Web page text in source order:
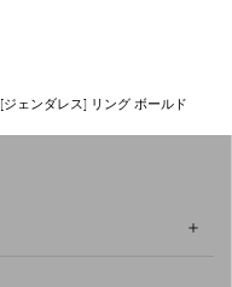
[ジェンダレス] リング ボールド